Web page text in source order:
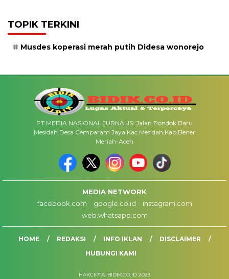
TOPIK TERKINI
Musdes koperasi merah putih Didesa wonorejo
PT MEDIA NASIONAL JURNALIS: Jalan Pondok Baru
Mesidah Desa Cemparam Jaya Kac,Mesidah,Kab,Bener
Meriah-Aceh
MEDIA NETWORK
facebook.com
google.co.id
instagram.com
web.whatsapp.com
HOME REDAKSI INFO IKLAN
DISCLAIMER
HUBUNGI KAMI
HAKCIPTA: BIDIK.CO.ID 2023